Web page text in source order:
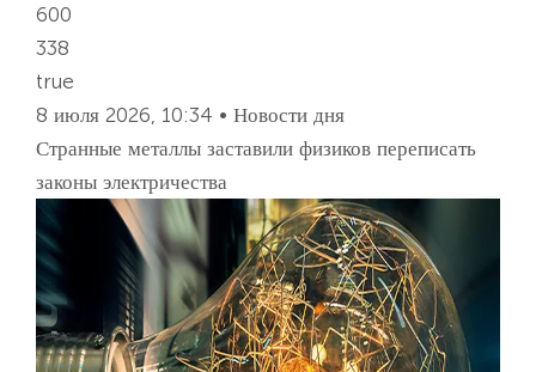
600
338
true
8 июля 2026, 10:34 • Новости дня
Странные металлы заставили физиков переписать
законы электричества